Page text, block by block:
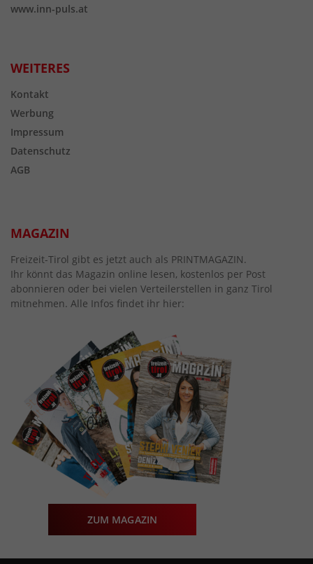
www.inn-puls.at
WEITERES
Kontakt
Werbung
Impressum
Datenschutz
AGB
MAGAZIN
Freizeit-Tirol gibt es jetzt auch als PRINTMAGAZIN.
Ihr könnt das Magazin online lesen, kostenlos per Post
abonnieren oder bei vielen Verteilerstellen in ganz Tirol
mitnehmen. Alle Infos findet ihr hier:
ZUM MAGAZIN